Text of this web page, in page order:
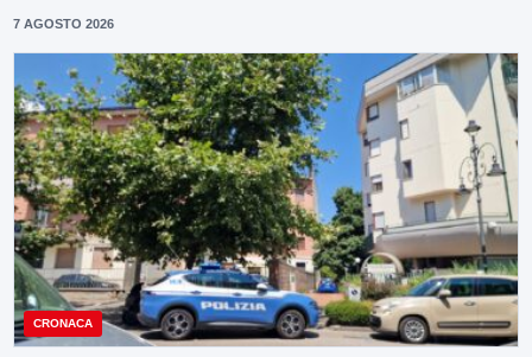
7 AGOSTO 2026
CRONACA